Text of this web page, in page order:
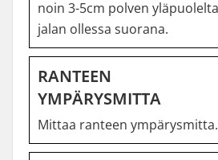
noin 3-5cm polven
jalan ollessa suorana.
RANTEEN
YMPÄRYSMITTA
Mittaa ranteen ympärysmitta.